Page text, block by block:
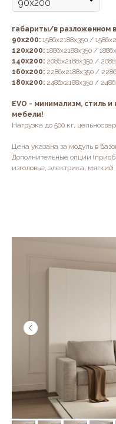
габариты/в разложенном
90х200: 1586х2188х350 /
120х200: 1886х2188х350 /
140х200: 2086х2188х350 /
160х200: 2286х2188х350 /
180х200: 2486х2188х350 /
EVO - минимализм, стиль
мебели!
Нагрузка до 500 кг,
Цена указана за модуль в
Дополнительные опции
изголовье, электрика, мягкий